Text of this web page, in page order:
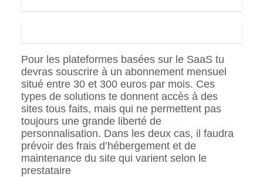
Pour les plateformes basées sur le SaaS tu
devras souscrire à un abonnement mensuel
situé entre 30 et 300 euros par mois. Ces
types de solutions te donnent accès à des
sites tous faits, mais qui ne permettent pas
toujours une grande liberté de
personnalisation. Dans les deux cas, il faudra
prévoir des frais d’hébergement et de
maintenance du site qui varient selon le
prestataire